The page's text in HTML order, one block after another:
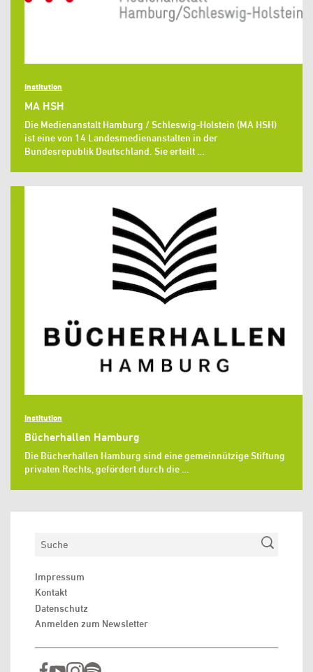
Institution
MA HSH
Die Medienanstalt Hamburg / Schleswig-Holstein (MA HSH)
ist eine von 14 Landesmedienanstalten in der
Bundesrepublik Deutschland. Sie erteilt …
Institution
Bücherhallen Hamburg
Die Bücherhallen Hamburg sind eine gemeinnützige Stiftung
privaten Rechts, gefördert durch die …
Suchen
Impressum
Kontakt
Datenschutz
Anmelden zum Newsletter